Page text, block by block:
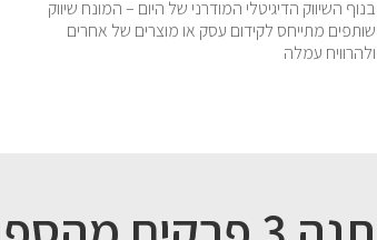
בנוף השיווק הדיגיטלי המודרני של היום – המונח שיווק
שותפים מתייחס לקידום עסק או מוצרים של אחרים
ולהרוויח עמלה